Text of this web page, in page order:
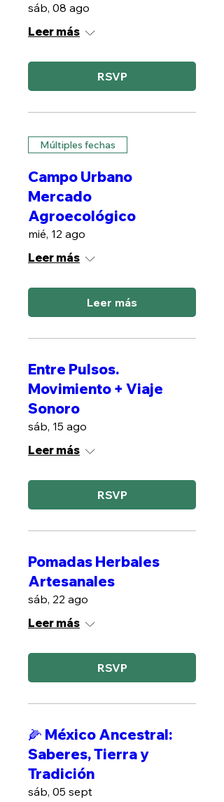
sáb, 08 ago
Leer más
RSVP
Múltiples fechas
Campo Urbano
Mercado
Agroecológico
mié, 12 ago
Leer más
Leer más
Entre Pulsos.
Movimiento + Viaje
Sonoro
sáb, 15 ago
Leer más
RSVP
Pomadas Herbales
Artesanales
sáb, 22 ago
Leer más
RSVP
🌽 México Ancestral:
Saberes, Tierra y
Tradición
sáb, 05 sept